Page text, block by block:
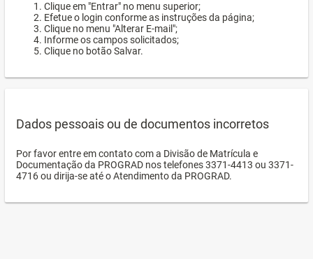
Clique em "Entrar" no menu superior;
Efetue o login conforme as instruções da página;
Clique no menu "Alterar E-mail";
Informe os campos solicitados;
Clique no botão Salvar.
Dados pessoais ou de documentos incorretos
Por favor entre em contato com a Divisão de Matrícula e
Documentação da PROGRAD nos telefones 3371-4413 ou 3371-
4716 ou dirija-se até o Atendimento da PROGRAD.